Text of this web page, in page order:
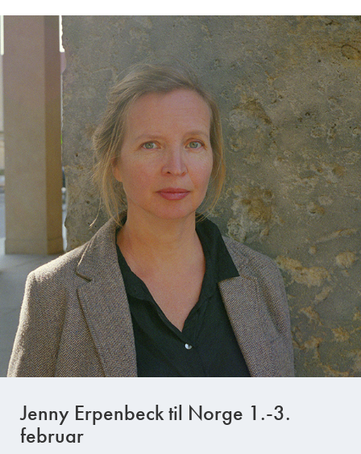
Jenny Erpenbeck til Norge 1.-3.
februar